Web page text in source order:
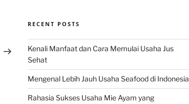
RECENT POSTS
Kenali Manfaat dan Cara Memulai Usaha Jus
Sehat
Mengenal Lebih Jauh Usaha Seafood di Indonesia
Rahasia Sukses Usaha Mie Ayam yang